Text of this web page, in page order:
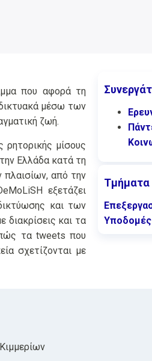
που αφορά τη
μέσω των
ζωή.
ρητορικής μίσους
Ελλάδα κατά τη
πλαισίων, από την
εξετάζει
και των
και τα
πώς τα tweets που
σχετίζονται με
Τμήματα
Υποδομές